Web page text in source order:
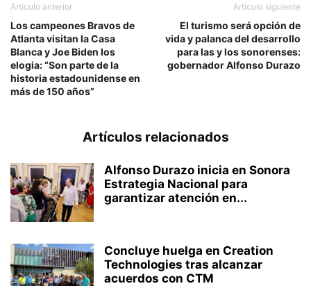
Artículo anterior
Los campeones Bravos de
Atlanta visitan la Casa
Blanca y Joe Biden los
elogia: “Son parte de la
historia estadounidense en
más de 150 años”
Artículo siguiente
El turismo será opción de
vida y palanca del desarrollo
para las y los sonorenses:
gobernador Alfonso Durazo
Artículos relacionados
Alfonso Durazo inicia en Sonora
Estrategia Nacional para
garantizar atención en...
Concluye huelga en Creation
Technologies tras alcanzar
acuerdos con CTM